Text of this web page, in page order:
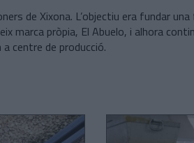
de Xixona. L’objectiu era fundar
marca pròpia, El Abuelo, i alhora
centre de producció.